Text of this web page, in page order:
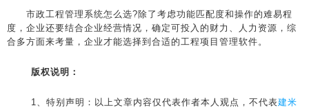
市政工程管理系统怎么选?除了考虑功能匹配度和操作的难易程
度，企业还要结合企业经营情况，确定可投入的财力、人力资源，综
合多方面来考量，企业才能选择到合适的工程项目管理软件。
版权说明：
1、特别声明：以上文章内容仅代表作者本人观点，不代表建米